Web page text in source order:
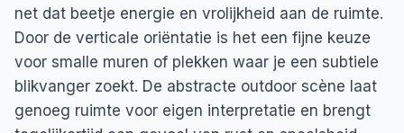
net dat beetje energie en vrolijkheid aan de ruimte.
Door de verticale oriëntatie is het een fijne keuze
voor smalle muren of plekken waar je een subtiele
blikvanger zoekt. De abstracte outdoor scène laat
genoeg ruimte voor eigen interpretatie en brengt